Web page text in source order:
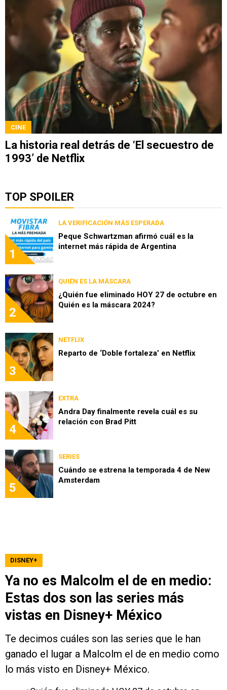
CINE
La historia real detrás de ‘El secuestro de
1993’ de Netflix
TOP SPOILER
1
LA VERIFICACIÓN MÁS ESPERADA
Peque Schwartzman afirmó cuál es la
internet más rápida de Argentina
2
QUIÉN ES LA MÁSCARA
¿Quién fue eliminado HOY 27 de octubre en
Quién es la máscara 2024?
3
NETFLIX
Reparto de ‘Doble fortaleza’ en Netflix
4
EXTRA
Andra Day finalmente revela cuál es su
relación con Brad Pitt
5
SERIES
Cuándo se estrena la temporada 4 de New
Amsterdam
DISNEY+
Ya no es Malcolm el de en medio:
Estas dos son las series más
vistas en Disney+ México
Te decimos cuáles son las series que le han
ganado el lugar a Malcolm el de en medio como
lo más visto en Disney+ México.